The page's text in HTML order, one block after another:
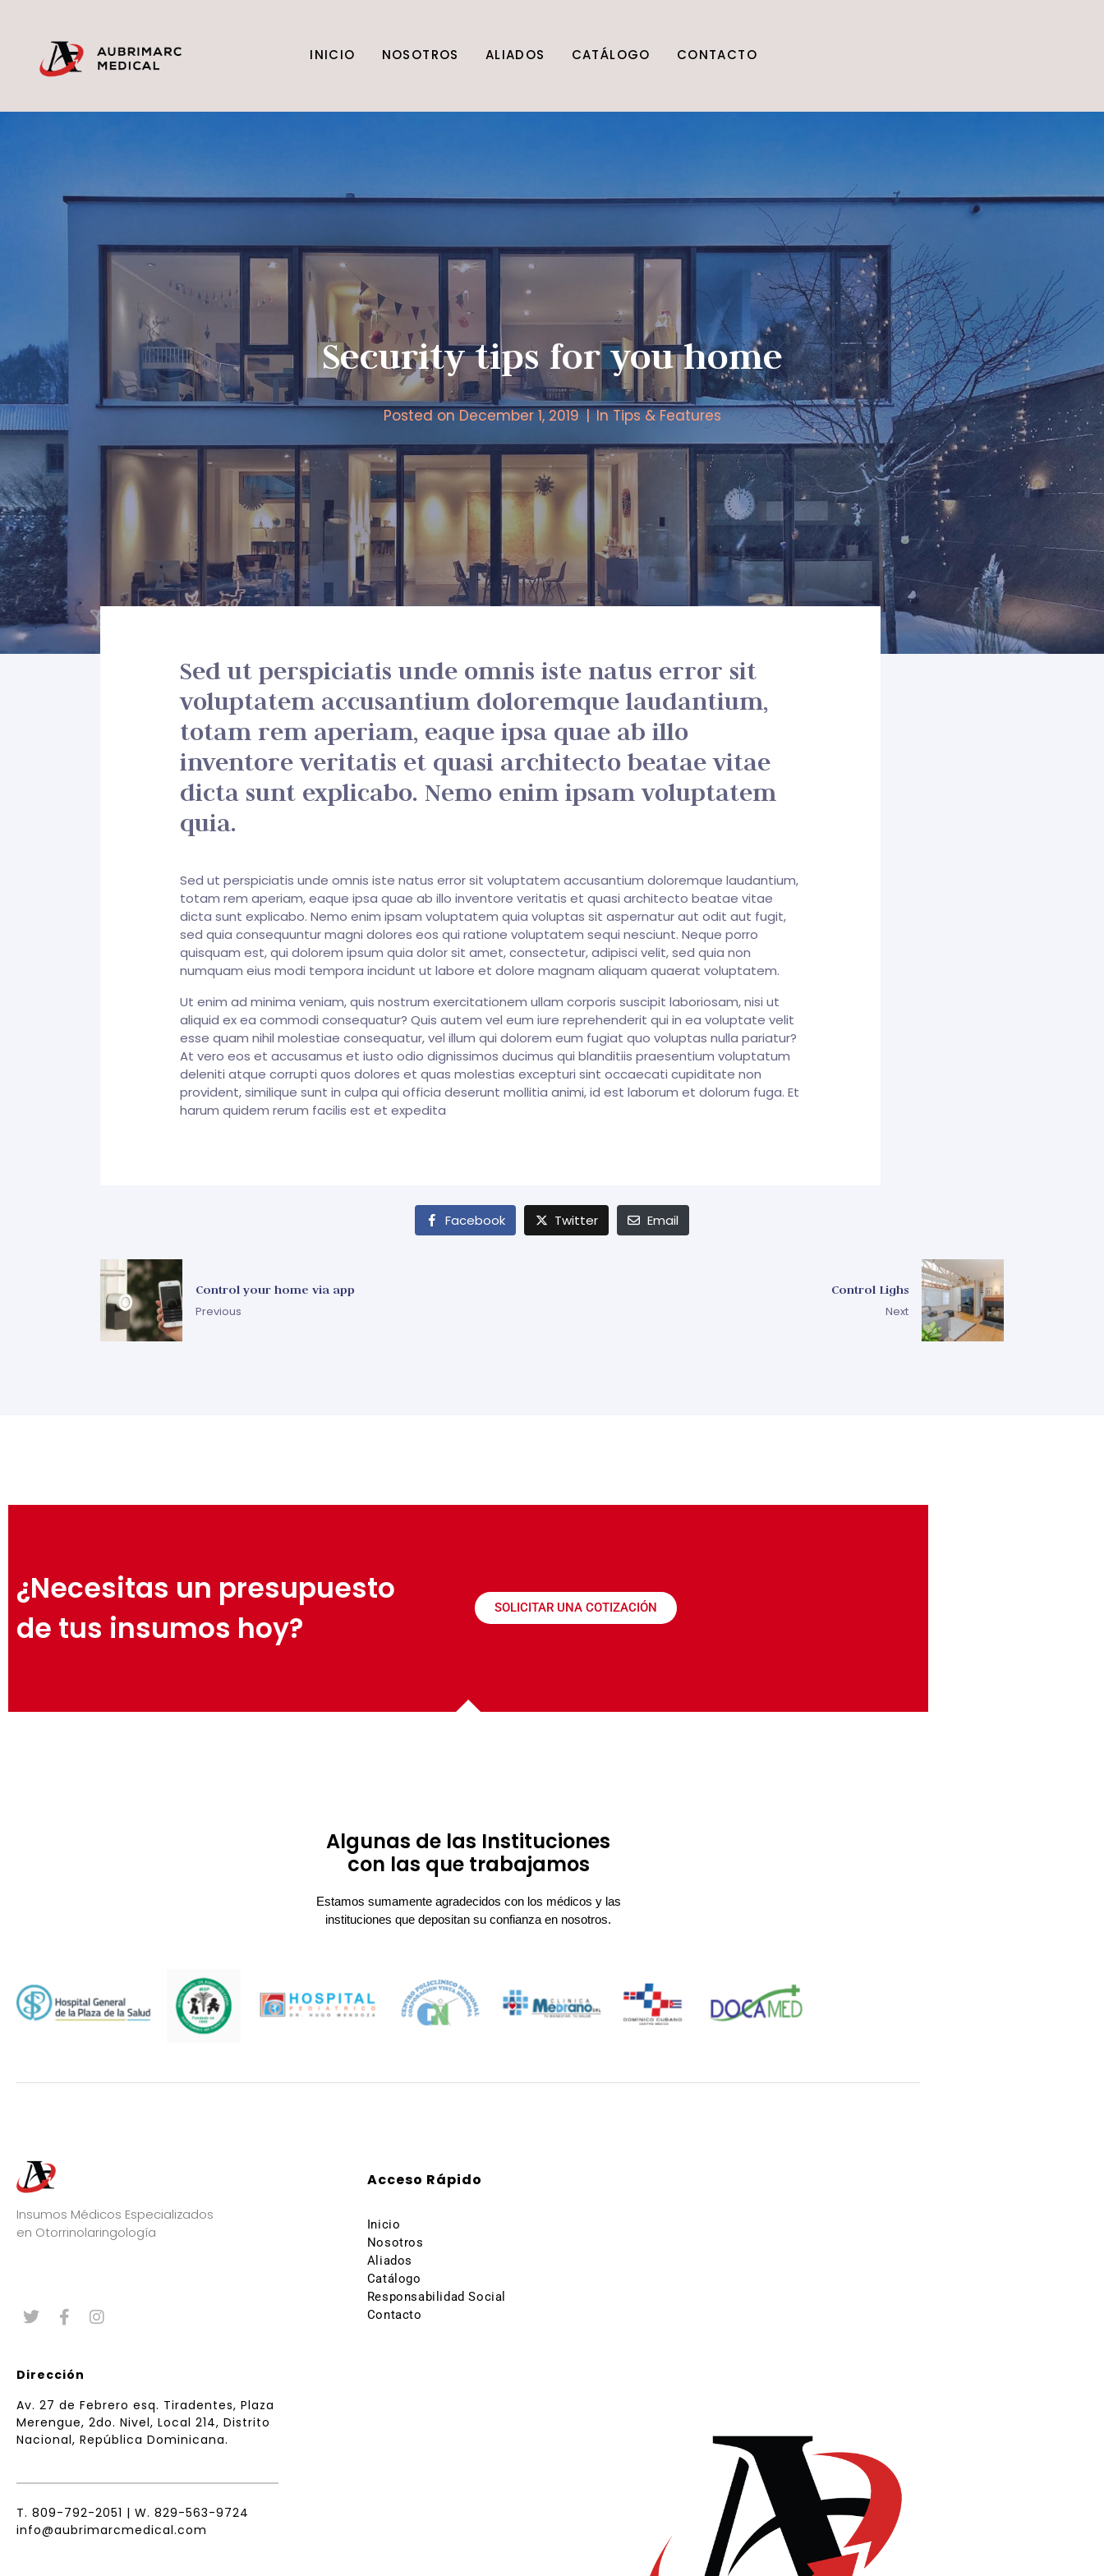
INICIO NOSOTROS ALIADOS CATÁLOGO CONTACTO
Security tips for you home
Posted onDecember 1, 2019 InTips & Features
Sed ut perspiciatis unde omnis iste natus error sit
voluptatem accusantium doloremque laudantium,
totam rem aperiam, eaque ipsa quae ab illo
inventore veritatis et quasi architecto beatae vitae
dicta sunt explicabo. Nemo enim ipsam voluptatem
quia.
Sed ut perspiciatis unde omnis iste natus error sit voluptatem accusantium doloremque laudantium,
totam rem aperiam, eaque ipsa quae ab illo inventore veritatis et quasi architecto beatae vitae
dicta sunt explicabo. Nemo enim ipsam voluptatem quia voluptas sit aspernatur aut odit aut fugit,
sed quia consequuntur magni dolores eos qui ratione voluptatem sequi nesciunt. Neque porro
quisquam est, qui dolorem ipsum quia dolor sit amet, consectetur, adipisci velit, sed quia non
numquam eius modi tempora incidunt ut labore et dolore magnam aliquam quaerat voluptatem.
Ut enim ad minima veniam, quis nostrum exercitationem ullam corporis suscipit laboriosam, nisi ut
aliquid ex ea commodi consequatur? Quis autem vel eum iure reprehenderit qui in ea voluptate velit
esse quam nihil molestiae consequatur, vel illum qui dolorem eum fugiat quo voluptas nulla pariatur?
At vero eos et accusamus et iusto odio dignissimos ducimus qui blanditiis praesentium voluptatum
deleniti atque corrupti quos dolores et quas molestias excepturi sint occaecati cupiditate non
provident, similique sunt in culpa qui officia deserunt mollitia animi, id est laborum et dolorum fuga. Et
harum quidem rerum facilis est et expedita
Facebook Twitter Email
Control your home via app
Previous
Control Lighs
Next
¿Necesitas un presupuesto
de tus insumos hoy?
SOLICITAR UNA COTIZACIÓN
Algunas de las Instituciones
con las que trabajamos
Estamos sumamente agradecidos con los médicos y las
instituciones que depositan su confianza en nosotros.
Insumos Médicos Especializados
en Otorrinolaringología
Dirección
Av. 27 de Febrero esq. Tiradentes, Plaza
Merengue, 2do. Nivel, Local 214, Distrito
Nacional, República Dominicana.
T. 809-792-2051 | W. 829-563-9724
info@aubrimarcmedical.com
Acceso Rápido
Inicio
Nosotros
Aliados
Catálogo
Responsabilidad Social
Contacto